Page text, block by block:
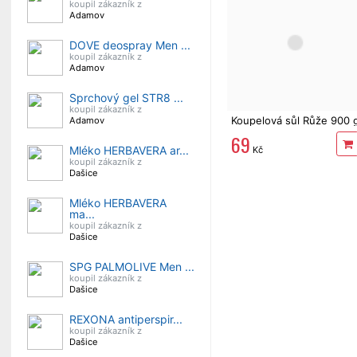
koupil zákazník z
Adamov
DOVE deospray Men ...
koupil zákazník z
Adamov
Sprchový gel STR8 ...
koupil zákazník z
Adamov
Mléko HERBAVERA ar...
koupil zákazník z
Dašice
Mléko HERBAVERA
ma...
koupil zákazník z
Dašice
SPG PALMOLIVE Men ...
koupil zákazník z
Dašice
REXONA antiperspir...
koupil zákazník z
Dašice
Koupelová sůl Růže 900
69 Kč